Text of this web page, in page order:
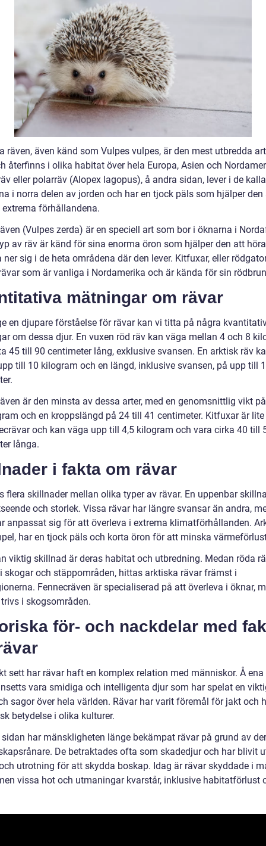
räven, även känd som Vulpes vulpes, är den mest utbredda
återfinns i olika habitat över hela Europa, Asien och
eller polarräv (Alopex lagopus), å andra sidan, lever i de kalla
i norra delen av jorden och har en tjock päls som hjälper den
extrema förhållandena.
(Vulpes zerda) är en speciell art som bor i öknarna i
av räv är känd för sina enorma öron som hjälper den att
ner sig i de heta områdena där den lever. Kitfuxar, eller
som är vanliga i Nordamerika och är kända för sin
mätningar om rävar
en djupare förståelse för rävar kan vi titta på några
om dessa djur. En vuxen röd räv kan väga mellan 4 och 8
45 till 90 centimeter lång, exklusive svansen. En arktisk räv
till 10 kilogram och en längd, inklusive svansen, på upp till
är den minsta av dessa arter, med en genomsnittlig vikt
och en kroppslängd på 24 till 41 centimeter. Kitfuxar är lite
och kan väga upp till 4,5 kilogram och vara cirka 40 till
långa.
i fakta om rävar
flera skillnader mellan olika typer av rävar. En uppenbar
och storlek. Vissa rävar har längre svansar än andra,
anpassat sig för att överleva i extrema klimatförhållanden.
har en tjock päls och korta öron för att minska
viktig skillnad är deras habitat och utbredning. Medan röda
skogar och stäppområden, hittas arktiska rävar främst i
Fennecräven är specialiserad på att överleva i öknar,
i skogsområden.
för- och nackdelar med
sett har rävar haft en komplex relation med människor. Å
vara smidiga och intelligenta djur som har spelat en
sagor över hela världen. Rävar har varit föremål för jakt och
betydelse i olika kulturer.
har mänskligheten länge bekämpat rävar på grund av
De betraktades ofta som skadedjur och har blivit
utrotning för att skydda boskap. Idag är rävar skyddade i
vissa hot och utmaningar kvarstår, inklusive habitatförlust